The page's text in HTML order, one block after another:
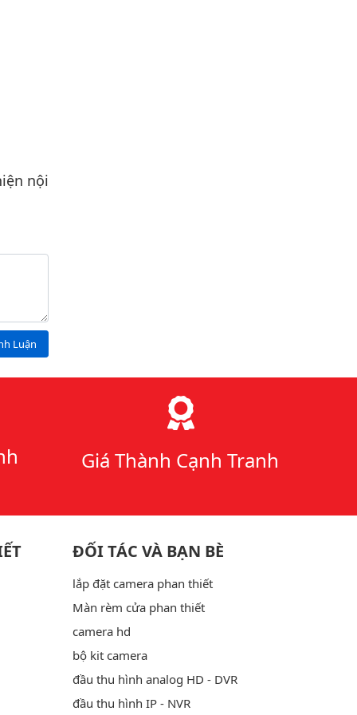
nội
Luận
Giá Thành Cạnh Tranh
ĐỐI TÁC VÀ BẠN BÈ
lắp đặt camera phan thiết
Màn rèm cửa phan thiết
camera hd
bộ kit camera
đầu thu hình analog HD - DVR
đầu thu hình IP - NVR